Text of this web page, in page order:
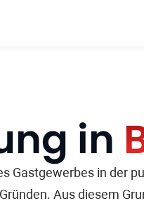
in
Gastgewerbes in der
Aus diesem